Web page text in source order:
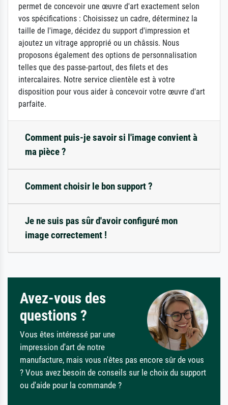
permet de concevoir une œuvre d'art exactement selon
vos spécifications : Choisissez un cadre, déterminez la
taille de l'image, décidez du support d'impression et
ajoutez un vitrage approprié ou un châssis. Nous
proposons également des options de personnalisation
telles que des passe-partout, des filets et des
intercalaires. Notre service clientèle est à votre
disposition pour vous aider à concevoir votre œuvre d'art
parfaite.
Comment puis-je savoir si l'image convient à
ma pièce ?
Comment choisir le bon support ?
Je ne suis pas sûr d'avoir configuré mon
image correctement !
Avez-vous des
questions ?
Vous êtes intéressé par une
impression d'art de notre
manufacture, mais vous n'êtes pas encore sûr de vous
? Vous avez besoin de conseils sur le choix du support
ou d'aide pour la commande ?